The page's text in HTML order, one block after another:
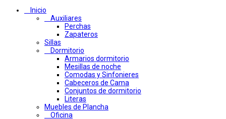
Inicio
Auxiliares
Perchas
Zapateros
Sillas
Dormitorio
Armarios dormitorio
Mesillas de noche
Comodas y Sinfonieres
Cabeceros de Cama
Conjuntos de dormitorio
Literas
Muebles de Plancha
Oficina